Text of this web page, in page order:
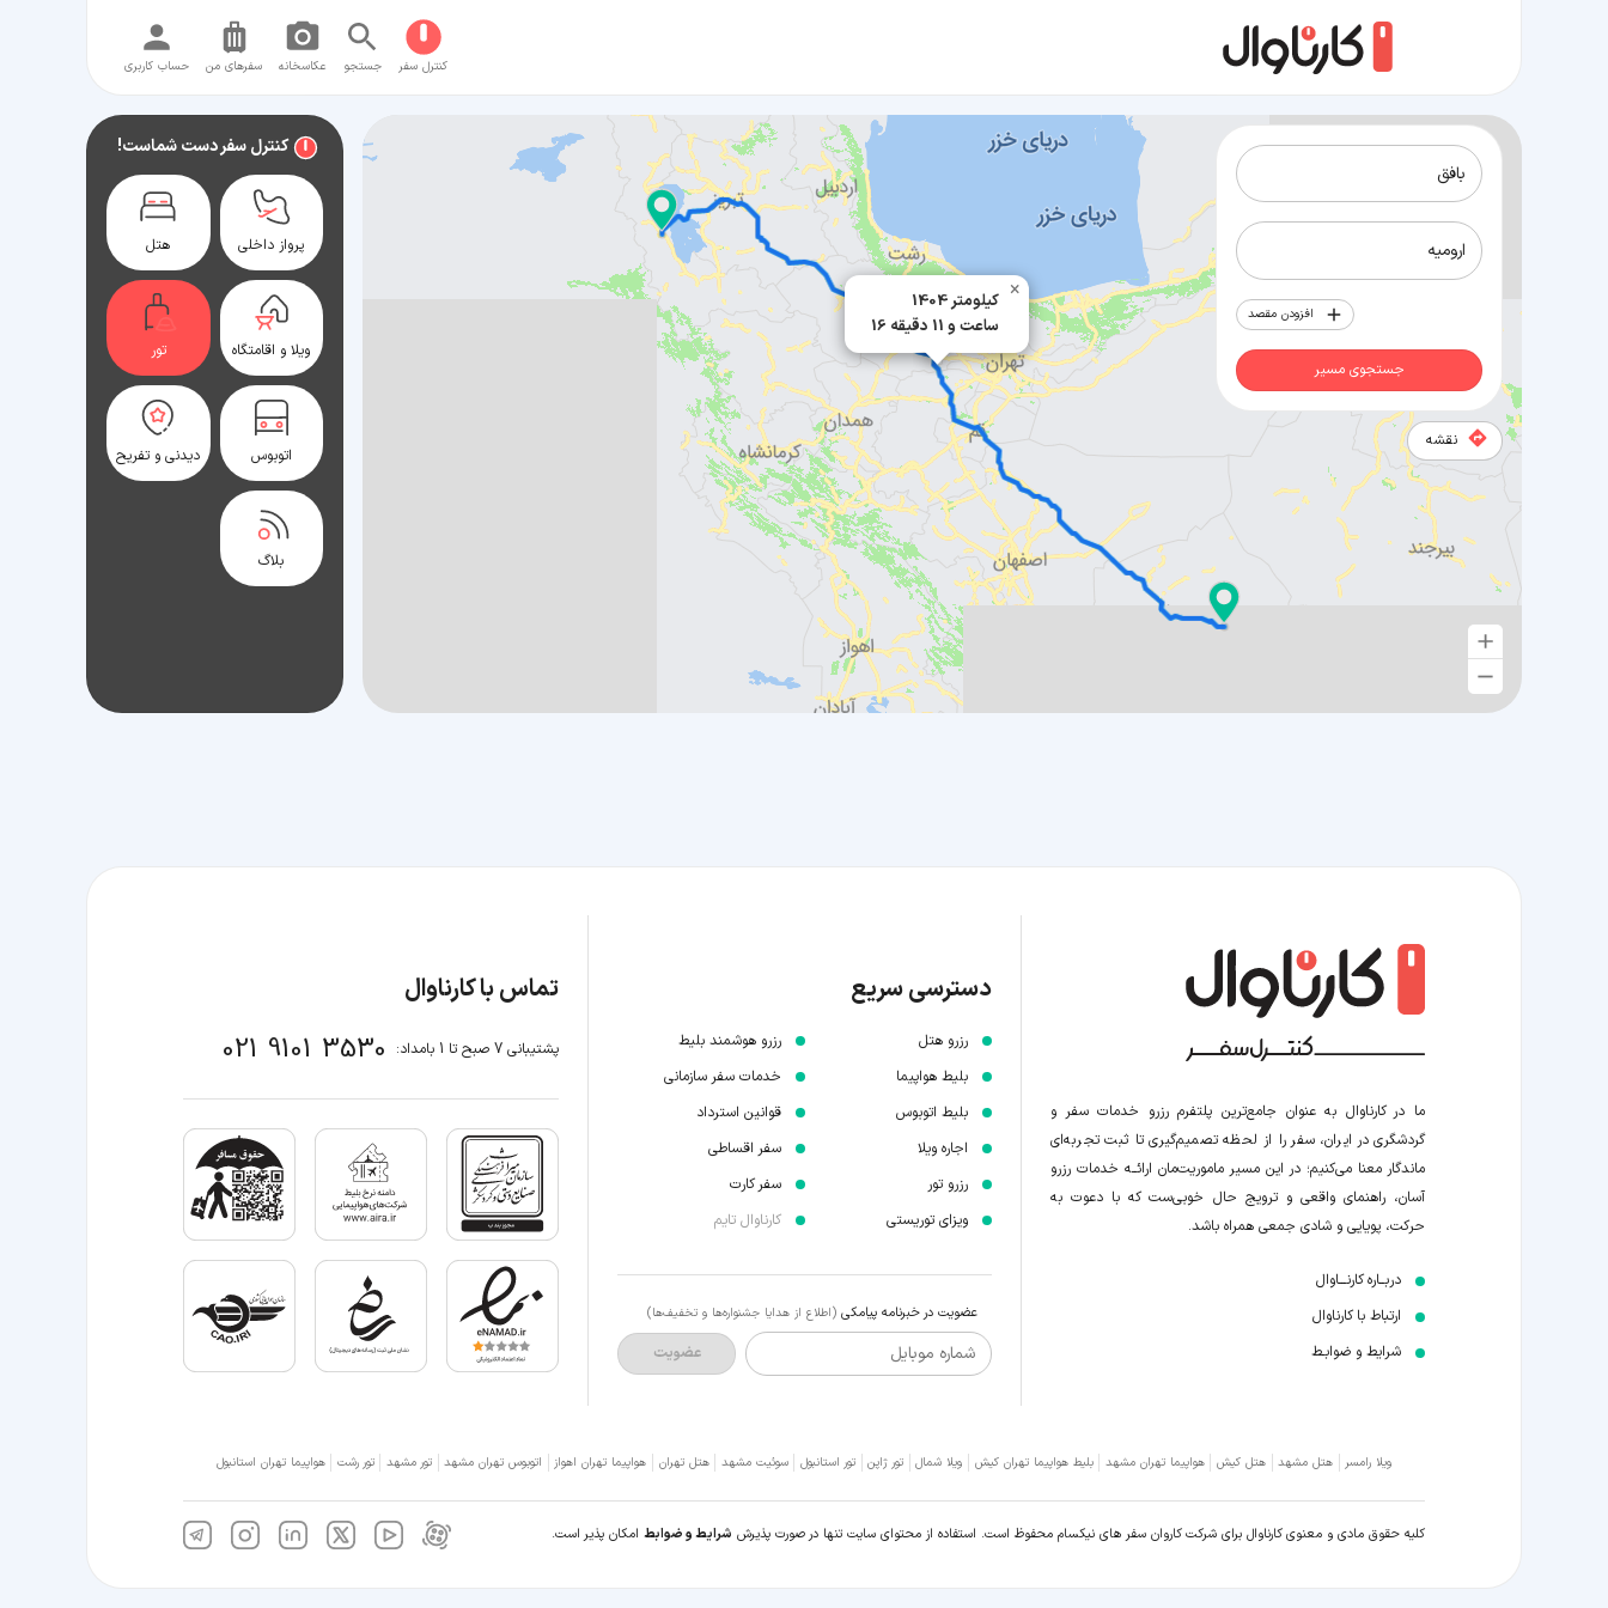
کنترل سفر جستجو عکاسخانه سفر‌های من حساب کاربری
1404 کیلومتر
16 ساعت و 11 دقیقه
×
افزودن مقصد
جستجوی مسیر
نقشه
کنترل سفر دست شماست!
پرواز داخلی هتل
ویلا و اقامتگاه تور
اتوبوس دیدنی و تفریح
بلاگ
ما در کارناوال به عنوان جامع‌ترین پلتفرم رزرو خدمات سفر و
گردشگری در ایران، سفر را از لحظه‌ تصمیم‌گیری تا ثبت تجربه‌ای
ماندگار معنا می‌کنیم؛ در این مسیر‍ ماموریت‌مان اراﺋــﻪ خدمات رزرو
آسان، راهنمای واقعی و ترویج حال خوبی‌ست که با دعوت به
حرکت، پویایی و شادی جمعی همراه باشد.
دربــاره کارنـــاوال
ارتباط با کارناوال
شرایط و ضوابـط
دسترسی سریع
رزرو هتل
بلیط هواپیما
بلیط اتوبوس
اجاره ویلا
رزرو تور
ویزای توریستی
رزرو هوشمند بلیط
خدمات سفر سازمانی
قوانین استرداد
سفر اقساطی
سفر کارت
کارناوال تایم
عضویت در خبرنامه پیامکی (اطلاع از هدایا جشنواره‌ها و تخفیف‌ها)
شماره موبایل عضویت
تماس با کارناوال
پشتیبانی 7 صبح تا 1 بامداد: 021 9101 3530
ویلا رامسر هتل مشهد هتل کیش هواپیما تهران مشهد بلیط هواپیما تهران کیش ویلا شمال تور ژاپن تور استانبول سوئیت مشهد هتل تهران هواپیما تهران اهواز اتوبوس تهران مشهد تور مشهد تور رشت هواپیما تهران استانبول
کلیه حقوق مادی و معنوی کارناوال برای شرکت کاروان سفر های نیکسام محفوظ است. استفاده از محتوای سایت تنها در صورت پذیرش شرایط و ضوابط امکان پذیر است.